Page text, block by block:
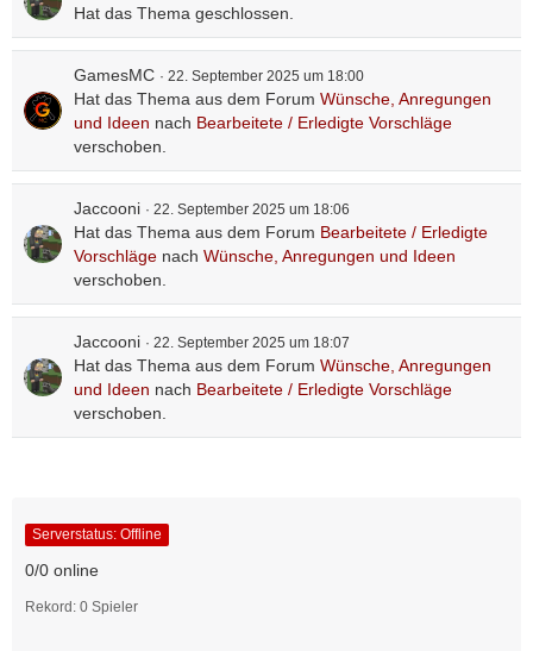
Hat das Thema geschlossen.
GamesMC 22. September 2025 um 18:00
Hat das Thema aus dem Forum Wünsche, Anregungen
und Ideen nach Bearbeitete / Erledigte Vorschläge
verschoben.
Jaccooni 22. September 2025 um 18:06
Hat das Thema aus dem Forum Bearbeitete / Erledigte
Vorschläge nach Wünsche, Anregungen und Ideen
verschoben.
Jaccooni 22. September 2025 um 18:07
Hat das Thema aus dem Forum Wünsche, Anregungen
und Ideen nach Bearbeitete / Erledigte Vorschläge
verschoben.
Serverstatus: Offline
0/0 online
Rekord: 0 Spieler